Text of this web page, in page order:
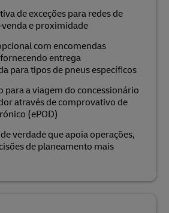
de exceções para redes de
e proximidade
com encomendas
entrega
para tipos de pneus específicos
para a viagem do concessionário
através de comprovativo de
(ePOD)
verdade que apoia operações,
de planeamento mais